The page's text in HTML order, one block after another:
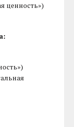
ценность»)